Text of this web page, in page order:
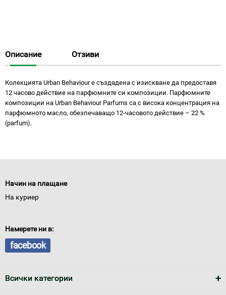
Описание Отзиви
Колекцията Urban Behaviour е създадена с изискване да предоставя
12 часово действие на парфюмните си композиции. Парфюмните
композиции на Urban Behaviour Parfums са с висока концентрация на
парфюмното масло, обезпечаващо 12-часовото действие – 22 %
(parfum).
Начин на плащане
На куриер
Намерете ни в:
facebook
Всички категории